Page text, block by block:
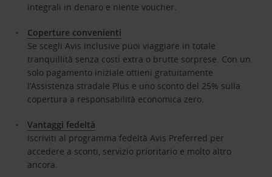
integrali in denaro e niente voucher.
Coperture convenienti
Se scegli Avis Inclusive puoi viaggiare in totale
tranquillità senza costi extra o brutte sorprese. Con un
solo pagamento iniziale ottieni gratuitamente
l’Assistenza stradale Plus e uno sconto del 25% sulla
copertura a responsabilità economica zero.
Vantaggi fedeltà
Iscriviti al programma fedeltà Avis Preferred per
accedere a sconti, servizio prioritario e molto altro
ancora.